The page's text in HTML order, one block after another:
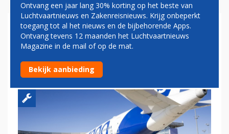
KONING HAALT BIJ AIRBUS
WERK BINNEN VOOR
NEDERLANDSE BEDRIJVEN
Ontvang een jaar lang 30% korting op het beste van
Luchtvaartnieuws en Zakenreisnieuws. Krijg onbeperkt
toegang tot al het nieuws en de bijbehorende Apps.
Ontvang tevens 12 maanden het Luchtvaartnieuws
Magazine in de mail of op de mat.
Bekijk aanbieding